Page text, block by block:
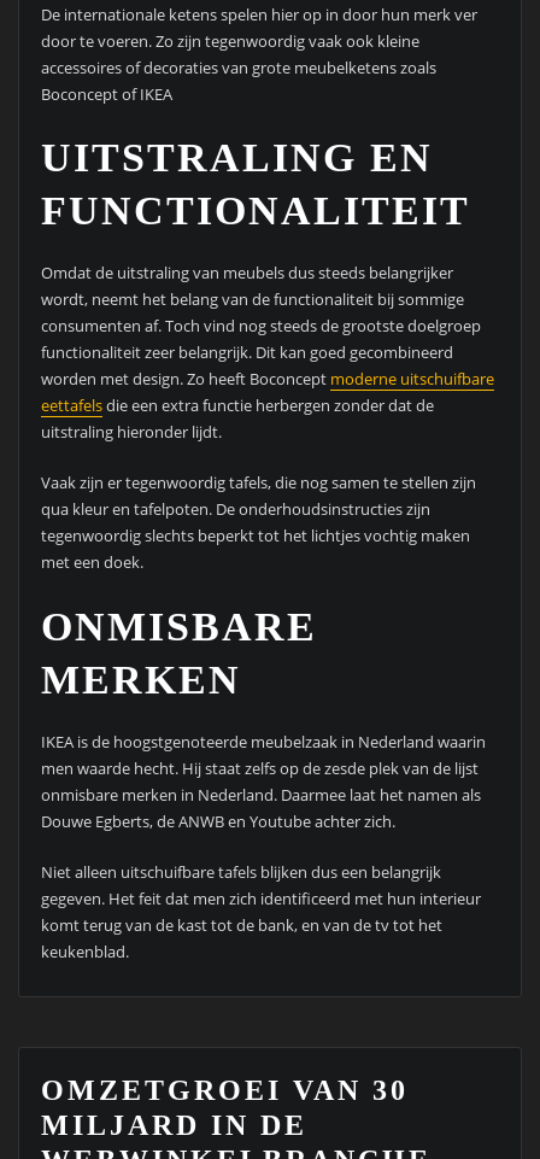
De internationale ketens spelen hier op in door hun merk ver
door te voeren. Zo zijn tegenwoordig vaak ook kleine
accessoires of decoraties van grote meubelketens zoals
Boconcept of IKEA
UITSTRALING EN
FUNCTIONALITEIT
Omdat de uitstraling van meubels dus steeds belangrijker
wordt, neemt het belang van de functionaliteit bij sommige
consumenten af. Toch vind nog steeds de grootste doelgroep
functionaliteit zeer belangrijk. Dit kan goed gecombineerd
worden met design. Zo heeft Boconcept moderne uitschuifbare
eettafelsdie een extra functie herbergen zonder dat de
uitstraling hieronder lijdt.
Vaak zijn er tegenwoordig tafels, die nog samen te stellen zijn
qua kleur en tafelpoten. De onderhoudsinstructies zijn
tegenwoordig slechts beperkt tot het lichtjes vochtig maken
met een doek.
ONMISBARE
MERKEN
IKEA is de hoogstgenoteerde meubelzaak in Nederland waarin
men waarde hecht. Hij staat zelfs op de zesde plek van de lijst
onmisbare merken in Nederland. Daarmee laat het namen als
Douwe Egberts, de ANWB en Youtube achter zich.
Niet alleen uitschuifbare tafels blijken dus een belangrijk
gegeven. Het feit dat men zich identificeerd met hun interieur
komt terug van de kast tot de bank, en van de tv tot het
keukenblad.
OMZETGROEI VAN 30
MILJARD IN DE